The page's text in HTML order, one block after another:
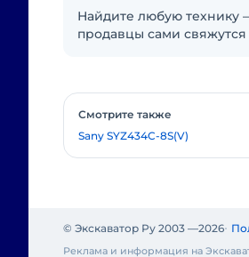
Найдите любую технику
продавцы сами свяжутся
Смотрите также
Sany SYZ434C-8S(V)
© Экскаватор Ру 2003 —2026
Реклама и информация на